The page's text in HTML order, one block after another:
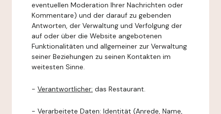
eventuellen Moderation Ihrer Nachrichten oder
Kommentare) und der darauf zu gebenden
Antworten, der Verwaltung und Verfolgung der
auf oder über die Website angebotenen
Funktionalitäten und allgemeiner zur Verwaltung
seiner Beziehungen zu seinen Kontakten im
weitesten Sinne.
- Verantwortlicher: das Restaurant.
- Verarbeitete Daten: Identität (Anrede, Name,